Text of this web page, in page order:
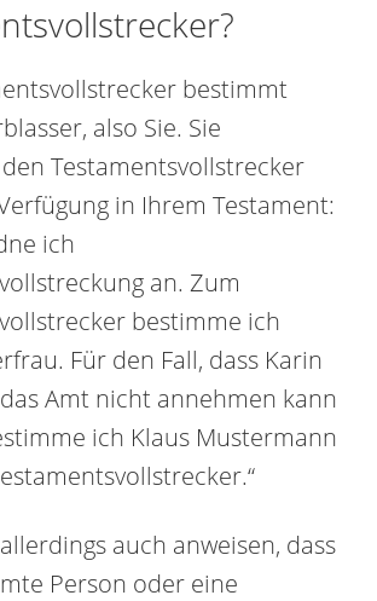
bestimmt
also Sie. Sie
Testamentsvollstrecker
in Ihrem Testament:
ich
an. Zum
bestimme ich
Für den Fall, dass Karin
Amt nicht annehmen kann
ich Klaus Mustermann
auch anweisen, dass
Person oder eine